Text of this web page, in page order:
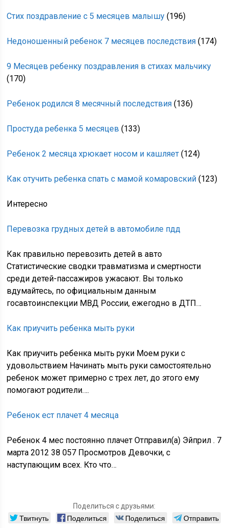
Стих поздравление с 5 месяцев малышу (196)
Недоношенный ребенок 7 месяцев последствия (174)
9 Месяцев ребенку поздравления в стихах мальчику
(170)
Ребенок родился 8 месячный последствия (136)
Простуда ребенка 5 месяцев (133)
Ребенок 2 месяца хрюкает носом и кашляет (124)
Как отучить ребенка спать с мамой комаровский (123)
Интересно
Перевозка грудных детей в автомобиле пдд
Как правильно перевозить детей в авто
Статистические сводки травматизма и смертности
среди детей-пассажиров ужасают. Вы только
вдумайтесь, по официальным данным
госавтоинспекции МВД России, ежегодно в ДТП…
Как приучить ребенка мыть руки
Как приучить ребенка мыть руки Моем руки с
удовольствием Начинать мыть руки самостоятельно
ребенок может примерно с трех лет, до этого ему
помогают родители….
Ребенок ест плачет 4 месяца
Ребенок 4 мес постоянно плачет Отправил(а) Эйприл . 7
марта 2012 38 057 Просмотров Девочки, с
наступающим всех. Кто что…
Поделиться с друзьями:
Твитнуть Поделиться Поделиться
Отправить